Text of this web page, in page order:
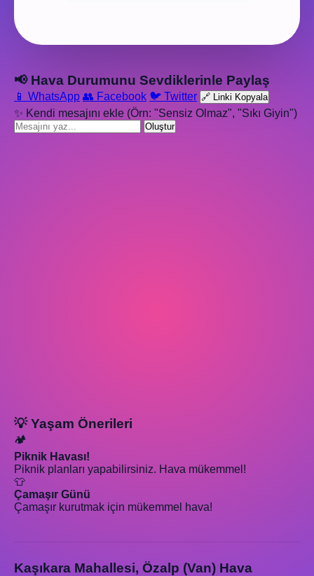
📢 Hava Durumunu Sevdiklerinle Paylaş
📱 WhatsApp 👥 Facebook 🐦 Twitter 🔗 Linki Kopyala
✨ Kendi mesajını ekle (Örn: "Sensiz Olmaz", "Sıkı Giyin")
Oluştur
💡 Yaşam Önerileri
🏕️
Piknik Havası!
Piknik planları yapabilirsiniz. Hava mükemmel!
👕
Çamaşır Günü
Çamaşır kurutmak için mükemmel hava!
Kaşıkara Mahallesi, Özalp (Van) Hava